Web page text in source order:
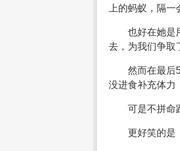
上的蚂蚁，隔一
也好在她是
去，为我们争取
然而在最后
没进食补充体力
可是不拼命
更好笑的是